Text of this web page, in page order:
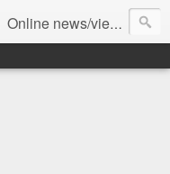
Online news/views JOURNAL... Connecting the community worldwide Editorial Director: Prem Chandran